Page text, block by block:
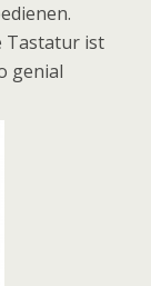
Tastatur ist
genial